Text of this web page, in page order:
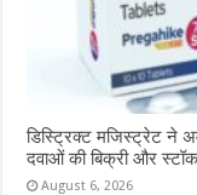
डिस्ट्रिक्ट मजिस्ट्रेट ने
दवाओं की बिक्री और
August 6, 2026